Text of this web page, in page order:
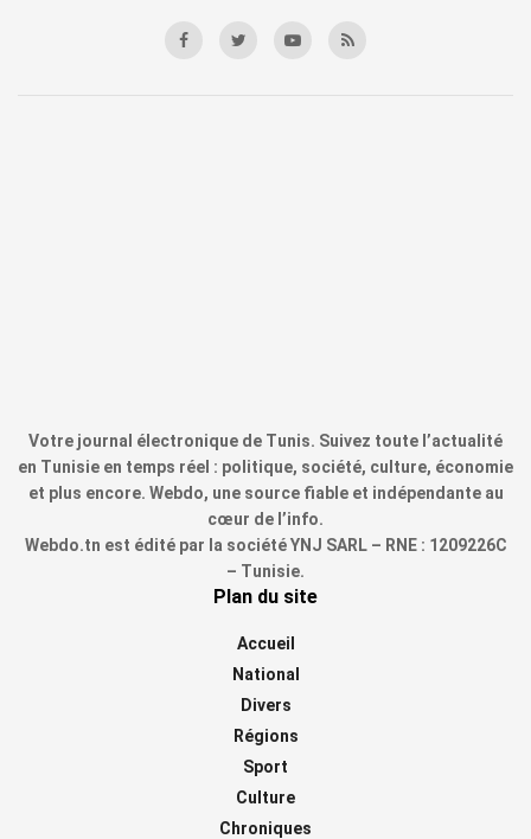
Votre journal électronique de Tunis. Suivez toute l’actualité
en Tunisie en temps réel : politique, société, culture, économie
et plus encore. Webdo, une source fiable et indépendante au
cœur de l’info.
Webdo.tn est édité par la société YNJ SARL – RNE : 1209226C
– Tunisie.
Plan du site
Accueil
National
Divers
Régions
Sport
Culture
Chroniques